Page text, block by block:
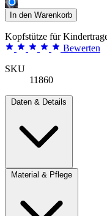
In den Warenkorb
Kopfstütze für
Bewerten
SKU
11860
Daten & Details
Material & Pflege